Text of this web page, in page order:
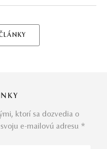
ktorí sa dozvedia o
e-mailovú adresu *